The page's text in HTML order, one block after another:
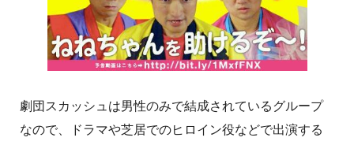
劇団スカッシュは男性のみで結成されているグループ
なので、ドラマや芝居でのヒロイン役などで出演する